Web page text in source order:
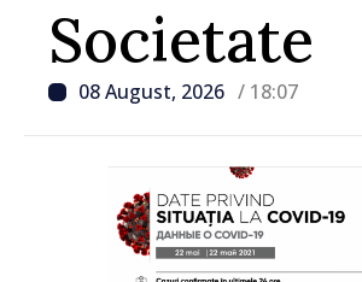
Societate
08 August, 2026 / 18:07